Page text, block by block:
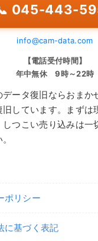
045-443-
info@cam-data.com
【電話受付時間】
年中無休 9時～22時
データ復旧ならおまか
しています。まずは
つこい売り込みは一
ポリシー
に基づく表記